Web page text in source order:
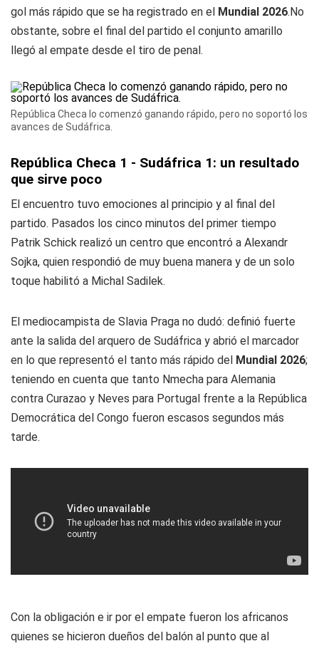
gol más rápido que se ha registrado en el Mundial 2026.No
obstante, sobre el final del partido el conjunto amarillo
llegó al empate desde el tiro de penal.
República Checa lo comenzó ganando rápido, pero no soportó los
avances de Sudáfrica.
República Checa 1 - Sudáfrica 1: un resultado
que sirve poco
El encuentro tuvo emociones al principio y al final del
partido. Pasados los cinco minutos del primer tiempo
Patrik Schick realizó un centro que encontró a Alexandr
Sojka, quien respondió de muy buena manera y de un solo
toque habilitó a Michal Sadilek.
El mediocampista de Slavia Praga no dudó: definió fuerte
ante la salida del arquero de Sudáfrica y abrió el marcador
en lo que representó el tanto más rápido del Mundial 2026;
teniendo en cuenta que tanto Nmecha para Alemania
contra Curazao y Neves para Portugal frente a la República
Democrática del Congo fueron escasos segundos más
tarde.
Con la obligación e ir por el empate fueron los africanos
quienes se hicieron dueños del balón al punto que al